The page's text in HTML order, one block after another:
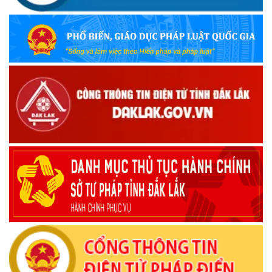
Bộ Quốc phòng công bố thủ tục hành chính đủ điều kiện
tái cấu trúc thực hiện toàn trình, một phần trên môi trường
điện tử
(09/10/2025)
Bộ Chính trị, Ban Bí thư kết luận về phân cấp, phân quyền
trong vận hành chính quyền địa phương 2 cấp
(08/10/2025)